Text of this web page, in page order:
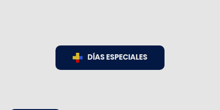
DÍAS ESPECIALES